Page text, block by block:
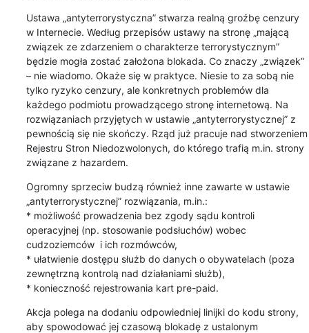
Ustawa „antyterrorystyczna” stwarza realną groźbę cenzury
w Internecie. Według przepisów ustawy na stronę „mającą
związek ze zdarzeniem o charakterze terrorystycznym”
będzie mogła zostać założona blokada. Co znaczy „związek”
– nie wiadomo. Okaże się w praktyce. Niesie to za sobą nie
tylko ryzyko cenzury, ale konkretnych problemów dla
każdego podmiotu prowadzącego stronę internetową. Na
rozwiązaniach przyjętych w ustawie „antyterrorystycznej” z
pewnością się nie skończy. Rząd już pracuje nad stworzeniem
Rejestru Stron Niedozwolonych, do którego trafią m.in. strony
związane z hazardem.
Ogromny sprzeciw budzą również inne zawarte w ustawie
„antyterrorystycznej” rozwiązania, m.in.:
* możliwość prowadzenia bez zgody sądu kontroli
operacyjnej (np. stosowanie podsłuchów) wobec
cudzoziemców  i ich rozmówców,
* ułatwienie dostępu służb do danych o obywatelach (poza
zewnętrzną kontrolą nad działaniami służb),
* konieczność rejestrowania kart pre-paid.
Akcja polega na dodaniu odpowiedniej linijki do kodu strony,
aby spowodować jej czasową blokadę z ustalonym